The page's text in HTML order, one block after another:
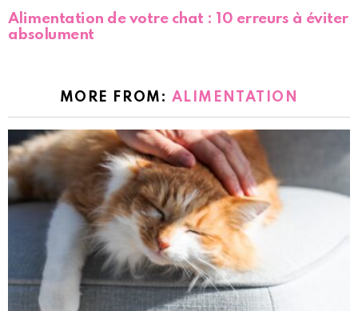
Alimentation de votre chat : 10 erreurs à éviter
absolument
MORE FROM: ALIMENTATION